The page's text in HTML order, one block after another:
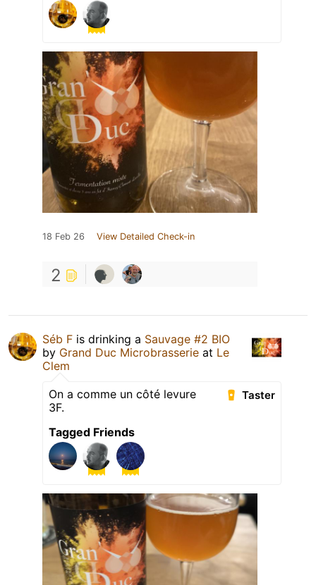
18 Feb 26 View Detailed Check-in
2
Séb F is drinking a Sauvage #2 BIO
by Grand Duc Microbrasserie at Le
Clem
Taster
On a comme un côté levure
3F.
Tagged Friends